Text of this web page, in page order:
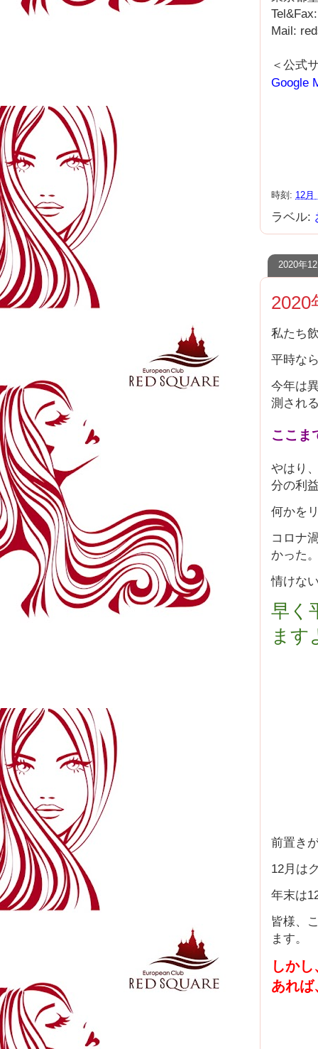
Mail:
＜公式
Google
時刻: 12月
ラベル:
2020年
2020
私たち
平時な
今年は
測され
ここま
やはり
分の利
何かを
コロナ
かった
情けな
早く
ます
前置き
12月は
年末は
皆様、
ます。
しか
あれば